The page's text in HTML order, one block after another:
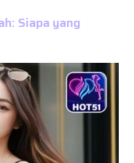
Siapa yang